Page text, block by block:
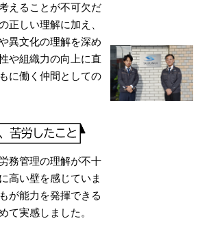
えることが不可欠だ
正しい理解に加え、
異文化の理解を深め
や組織力の向上に直
に働く仲間としての
務管理の理解が不十
高い壁を感じていま
が能力を発揮できる
て実感しました。